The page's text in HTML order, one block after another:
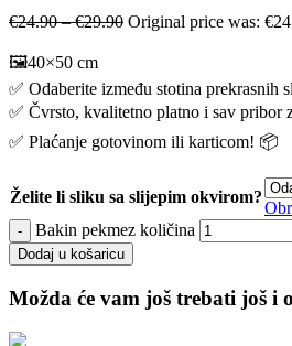
€24.90–€29.90 Original price was:
🖼️40×50 cm
✅ Odaberite između stotina
✅ Čvrsto, kvalitetno platno i sav pribor
✅ Plaćanje gotovinom ili karticom! 📦
Želite li sliku sa slijepim okvirom?
Bakin pekmez količina
Dodaj u košaricu
Možda će vam još trebati još i